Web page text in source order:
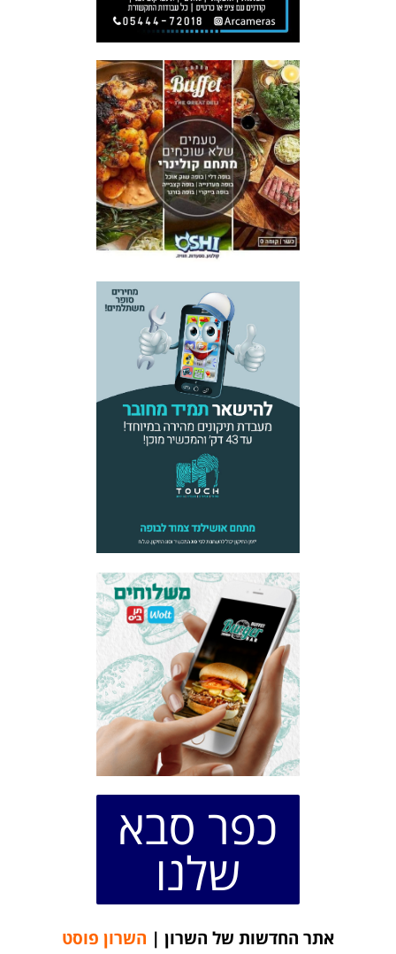
כפר סבא
שלנו
אתר החדשות של השרון | השרון פוסט